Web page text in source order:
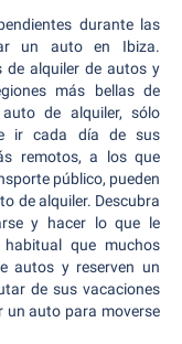
durante las
un auto en Ibiza.
de alquiler de autos y
más bellas de
de alquiler, sólo
ir cada día de sus
remotos, a los que
público, pueden
de alquiler. Descubra
y hacer lo que le
que muchos
autos y reserven un
de sus vacaciones
un auto para moverse